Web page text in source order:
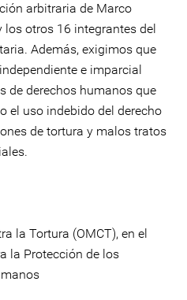
arbitraria de Marco
otros 16 integrantes del
Además, exigimos que
e imparcial
de derechos humanos que
el uso indebido del derecho
de tortura y malos tratos
la Tortura (OMCT), en el
la Protección de los